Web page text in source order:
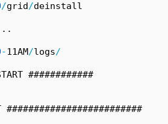
/grid/deinstall
-11AM/logs/
############
#########################